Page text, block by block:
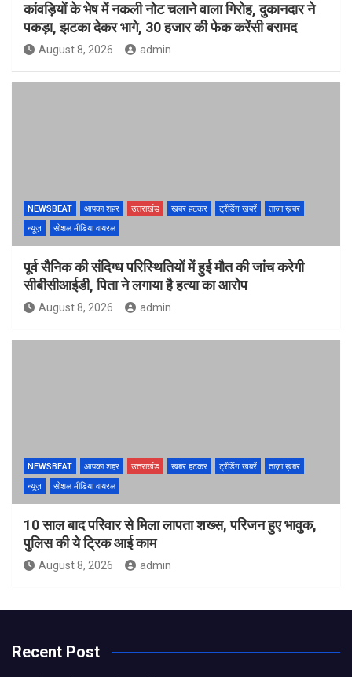
कांवड़ियों के भेष में नकली नोट चलाने वाला गिरोह, दुकानदार ने
पकड़ा, झटका देकर भागे, 30 हजार की फेक करेंसी बरामद
August 8, 2026 admin
NEWSBEAT आपका शहर उत्तराखंड खबर हटकर ट्रेंडिंग खबरें
ताज़ा ख़बर
न्यूज़
सोशल मीडिया वायरल
पूर्व सैनिक की संदिग्ध परिस्थितियों में हुई मौत की जांच करेगी
सीबीसीआईडी, पिता ने लगाया है हत्या का आरोप
August 8, 2026 admin
NEWSBEAT आपका शहर उत्तराखंड खबर हटकर ट्रेंडिंग खबरें
ताज़ा ख़बर
न्यूज़
सोशल मीडिया वायरल
10 साल बाद परिवार से मिला लापता शख्स, परिजन हुए भावुक,
पुलिस की ये ट्रिक आई काम
August 8, 2026 admin
Recent Post